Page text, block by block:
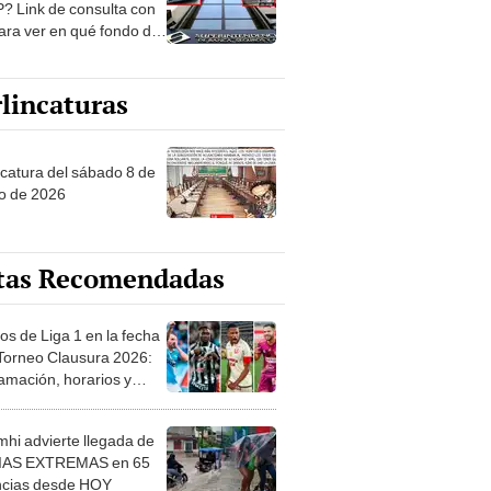
Link de consulta con
ver en qué fondo de
del sábado 8 de
de 2026
Recomendadas
de Liga 1 en la fecha
Clausura 2026:
horarios y
advierte llegada de
EXTREMAS en 65
desde HOY